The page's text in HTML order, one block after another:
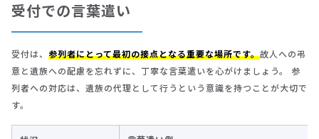
受付での言葉遣い
受付は、 参列者にとって最初の接点となる重要な場所です。故人への弔
意と遺族への配慮を忘れずに、丁寧な言葉遣いを心がけましょう。 参
列者への対応は、遺族の代理として行うという意識を持つことが大切で
す。